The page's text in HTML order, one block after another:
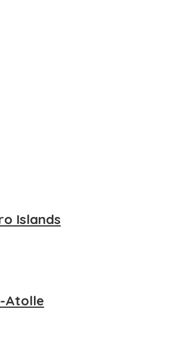
Islands
Atolle